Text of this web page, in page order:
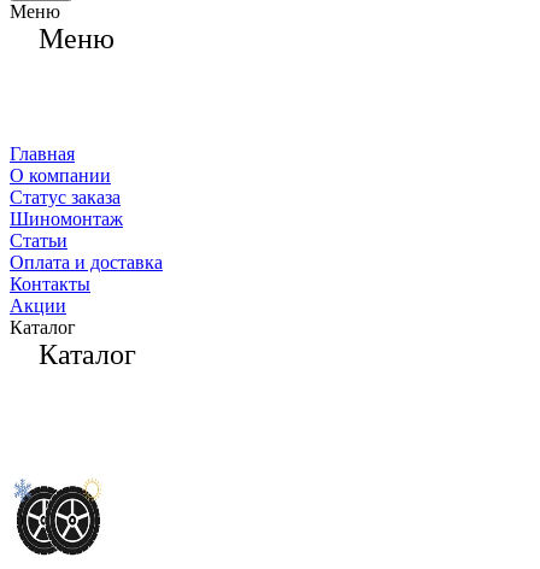
Меню
Меню
Главная
О компании
Статус заказа
Шиномонтаж
Статьи
Оплата и доставка
Контакты
Акции
Каталог
Каталог